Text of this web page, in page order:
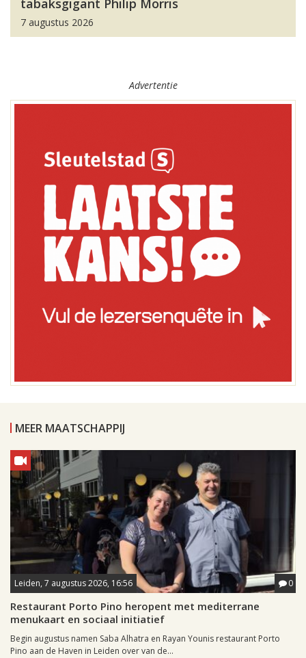
tabaksgigant Philip Morris
7 augustus 2026
Advertentie
MEER MAATSCHAPPIJ
Leiden, 7 augustus 2026, 16:56 0
Restaurant Porto Pino heropent met mediterrane
menukaart en sociaal initiatief
Begin augustus namen Saba Alhatra en Rayan Younis restaurant Porto
Pino aan de Haven in Leiden over van de...